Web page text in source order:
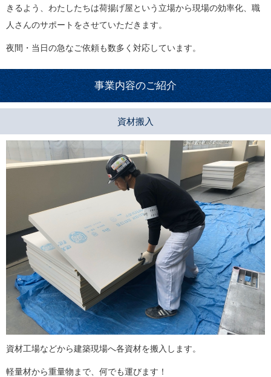
きるよう、わたしたちは荷揚げ屋という立場から現場の効率化、職
人さんのサポートをさせていただきます。
夜間・当日の急なご依頼も数多く対応しています。
事業内容のご紹介
資材搬入
資材工場などから建築現場へ各資材を搬入します。
軽量材から重量物まで、何でも運びます！